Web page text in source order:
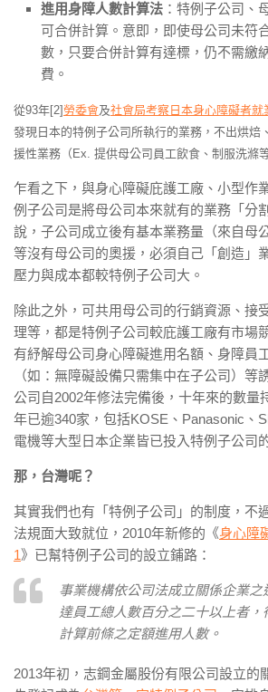
進用身障人數計算法 ：特例子公司、
可合併計算。意即，即使母公司未符
數，只要合併計算有達標，仍不需繳
費。
從93年[2]勞委會及社會局考察日本身心障礙者就
發現日本的特例子公司所執行的業務，不出烘焙
援性業務（Ex. 提供母公司員工飲食、制服洗滌
乍看之下，與身心障礙庇護工廠、小型作
例子公司是將母公司本來就有的業務「分
說，子公司成立後有基本業務量（來自母
等沒有母公司的奧援，必須自己「創造」
壓力與成本都較特例子公司大。
除此之外，可共用母公司的行銷資源、接
理等，都是特例子公司較庇護工廠有市場
有紓解母公司身心障礙進用名額、身障員
（如：無障礙設備只需集中在子公司）等
公司自2002年修法完備後，十年來的數量
年已逾340家，包括KOSE、Panasonic、
電機等大型日本企業皆已投入特例子公司
那，台灣呢？
其實我們也有「特例子公司」的制度，不
法規面大致就位，2010年新修的《身心障
1》已幫特例子公司的設立鋪路：
事業機構依公司法成立關係企業
達員工總人數百分之二十以上者
計算前條之定額進用人數。
2013年初，志鋼金屬股份有限公司設立的